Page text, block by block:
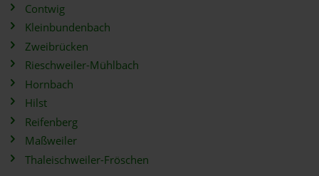
Contwig
Kleinbundenbach
Zweibrücken
Rieschweiler-Mühlbach
Hornbach
Hilst
Reifenberg
Maßweiler
Thaleischweiler-Fröschen